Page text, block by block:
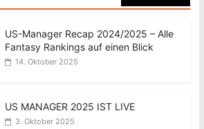
US-Manager Recap 2024/2025 – Alle
Fantasy Rankings auf einen Blick
14. Oktober 2025
US MANAGER 2025 IST LIVE
3. Oktober 2025